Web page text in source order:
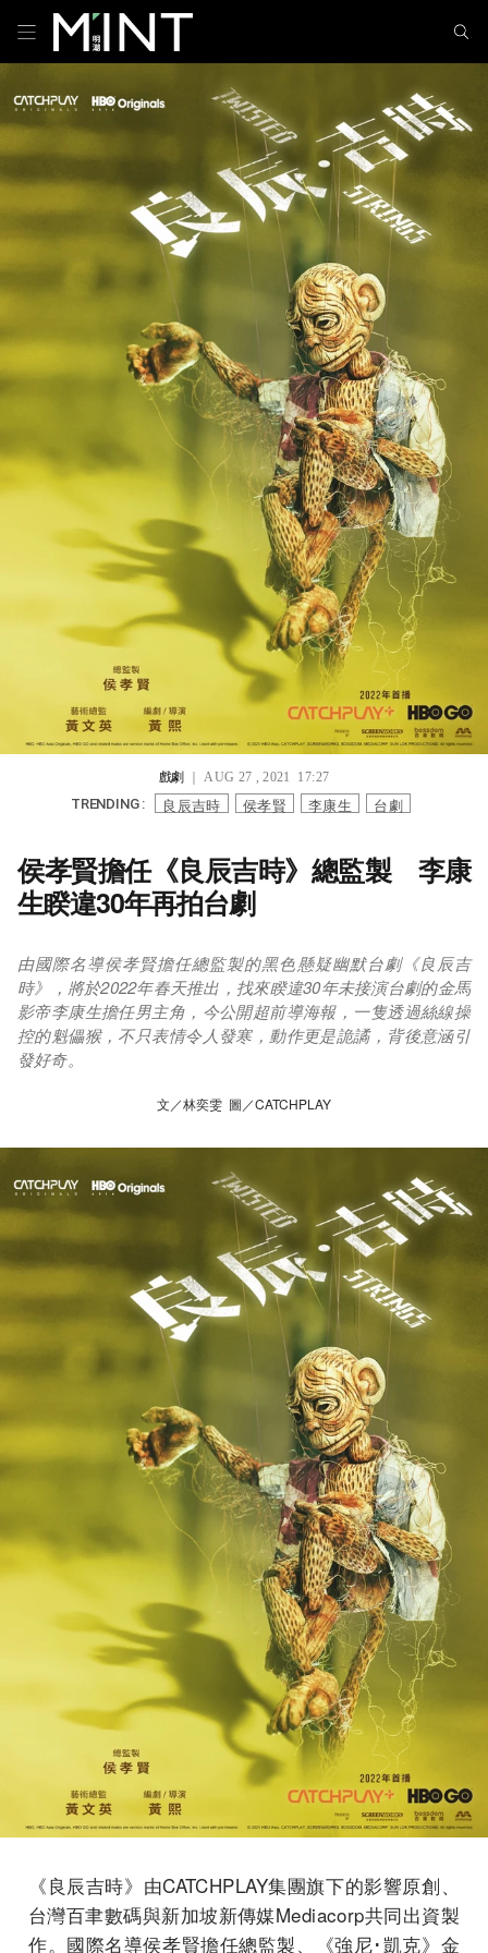
戲劇｜ AUG 27 , 2021 17:27
TRENDING : 良辰吉時 侯孝賢 李康生 台劇
侯孝賢擔任《良辰吉時》總監製 李康
生睽違30年再拍台劇
由國際名導侯孝賢擔任總監製的黑色懸疑幽默台劇《良辰吉
時》，將於2022年春天推出，找來睽違30年未接演台劇的金馬
影帝李康生擔任男主角，今公開超前導海報，一隻透過絲線操
控的魁儡猴，不只表情令人發寒，動作更是詭譎，背後意涵引
發好奇。
文／林奕雯 圖／CATCHPLAY
《良辰吉時》由CATCHPLAY集團旗下的影響原創、
台灣百聿數碼與新加坡新傳媒Mediacorp共同出資製
作。國際名導侯孝賢擔任總監製、《強尼･凱克》金